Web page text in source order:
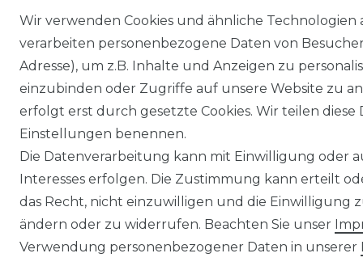
Wir verwenden Cookies und ähnliche
verarbeiten personenbezogene Daten von
Adresse), um z.B. Inhalte und Anzeigen zu
einzubinden oder Zugriffe auf unsere Website zu
erfolgt erst durch gesetzte Cookies. Wir teilen
Einstellungen benennen.
Die Datenverarbeitung kann mit Einwilligung oder
Interesses erfolgen. Die Zustimmung kann erteilt
das Recht, nicht einzuwilligen und die Einwilligung
ändern oder zu widerrufen. Beachten Sie unser
Verwendung personenbezogener Daten in unserer